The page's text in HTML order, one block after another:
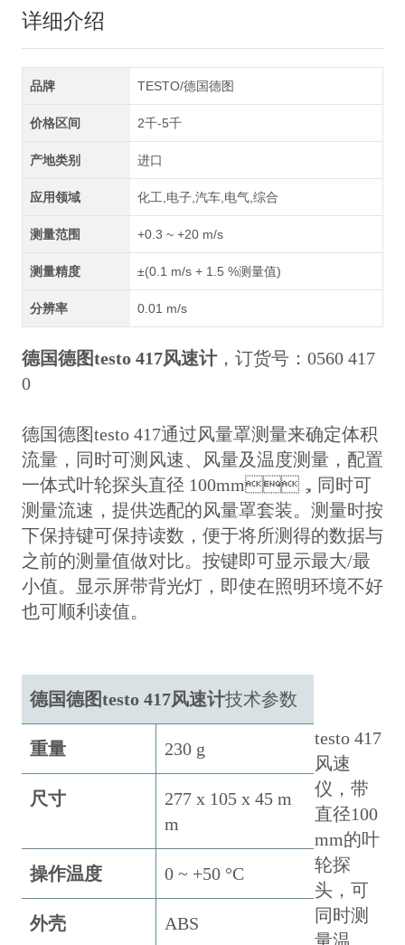
详细介绍
品牌 TESTO/德国德图
价格区间 2千-5千
产地类别 进口
应用领域 化工,电子,汽车,电气,综合
测量范围 +0.3 ~ +20 m/s
测量精度 ±(0.1 m/s + 1.5 %测量值)
分辨率 0.01 m/s
德国德图testo 417风速计，订货号：0560 417
0
德国德图testo 417通过风量罩测量来确定体积
流量，同时可测风速、风量及温度测量，配置
一体式叶轮探头直径 100mm，同时可
测量流速，提供选配的风量罩套装。测量时按
下保持键可保持读数，便于将所测得的数据与
之前的测量值做对比。按键即可显示最大/最
小值。显示屏带背光灯，即使在照明环境不好
也可顺利读值。
德国德图testo 417风速计技术参数
重量 230 g
尺寸
277 x 105 x 45 m
m
操作温度 0 ~ +50 °C
外壳 ABS
testo 417
风速
仪，带
直径100
mm的叶
轮探
头，可
同时测
量温